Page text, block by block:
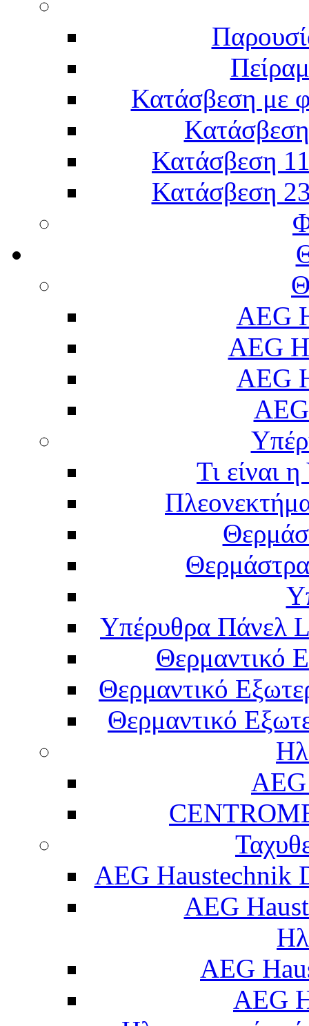
Κατάσβεση με
Κατάσβεση
Κατάσβεση
AEG
AEG
AEG
Τι είναι
Υπέρυθρα Πάνελ
Θερμαντικό
Θερμαντικό
Θερμαντικό
AEG Haustechnik
AEG
AEG
AEG